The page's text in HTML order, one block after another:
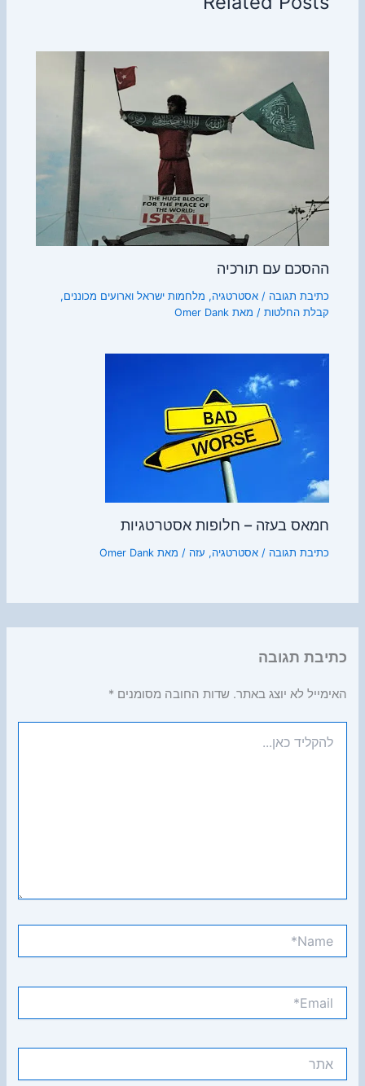
ההסכם עם תורכיה
כתיבת תגובה /אסטרטגיה, מלחמות ישראל וארועים מכוננים,
קבלת החלטות / מאתOmer Dank
חמאס בעזה – חלופות אסטרטגיות
כתיבת תגובה /אסטרטגיה, עזה / מאתOmer Dank
כתיבת תגובה
האימייל לא יוצג באתר. שדות החובה מסומנים*
כאן...